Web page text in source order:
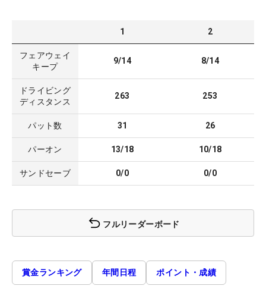
1 2
フェアウェイ
キープ
9/14 8/14
ドライビング
ディスタンス
263 253
パット数 31 26
パーオン 13/18 10/18
サンドセーブ 0/0 0/0
フルリーダーボード
賞金ランキング 年間日程 ポイント・成績